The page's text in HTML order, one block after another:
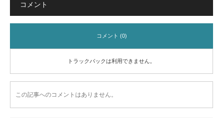
コメント
コメント (0)
トラックバックは利用できません。
この記事へのコメントはありません。